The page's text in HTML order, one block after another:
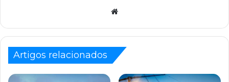
Website
Artigos relacionados